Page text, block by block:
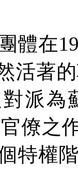
團體在
活著
派為
僚之
特權